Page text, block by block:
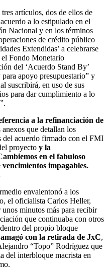
artículos, dos de ellos de
a lo estipulado en el
Nacional y en los términos
de crédito público
Extendidas’ a celebrarse
Fondo Monetario
del ‘Acuerdo Stand By’
apoyo presupuestario” y
suscribirá, en uso de sus
para dar cumplimiento a lo
a la refinanciación de
anexos que detallan los
del acuerdo firmado con el FMI
proyecto y la
en el fabuloso
impagables.
envalentonó a los
el oficialista Carlos Heller,
unos minutos más para recibir
que continuaba con otros
del propio bloque
con la retirada de JxC,
“Topo” Rodríguez que
del interbloque macrista en